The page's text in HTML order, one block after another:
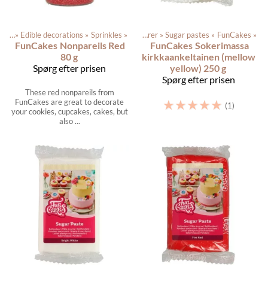
‪» Edible decorations ‪» Sprinkles ‪»
FunCakes Nonpareils Red
80 g
Spørg efter prisen
These red nonpareils from
FunCakes are great to decorate
your cookies, cupcakes, cakes, but
also ...
Produkterne‪» Dagligvarer ‪» Sugar pastes ‪» FunCakes ‪»
FunCakes Sokerimassa
kirkkaankeltainen (mellow
yellow) 250 g
Spørg efter prisen
☆☆☆☆☆ (1)